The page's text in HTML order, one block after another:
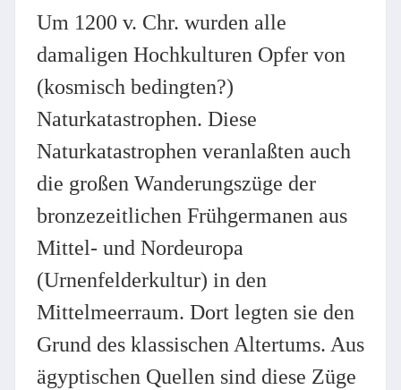
Um 1200 v. Chr. wurden alle
damaligen Hochkulturen Opfer von
(kosmisch bedingten?)
Naturkatastrophen. Diese
Naturkatastrophen veranlaßten auch
die großen Wanderungszüge der
bronzezeitlichen Frühgermanen aus
Mittel- und Nordeuropa
(Urnenfelderkultur) in den
Mittelmeerraum. Dort legten sie den
Grund des klassischen Altertums. Aus
ägyptischen Quellen sind diese Züge